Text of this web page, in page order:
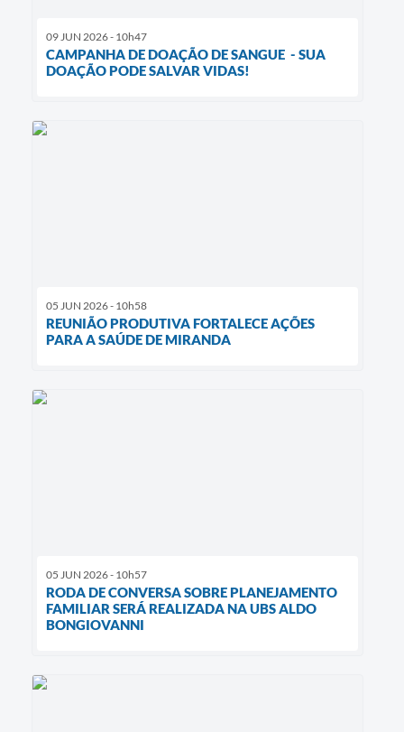
09 JUN 2026 - 10h47
CAMPANHA DE DOAÇÃO DE SANGUE - SUA
DOAÇÃO PODE SALVAR VIDAS!
05 JUN 2026 - 10h58
REUNIÃO PRODUTIVA FORTALECE AÇÕES
PARA A SAÚDE DE MIRANDA
05 JUN 2026 - 10h57
RODA DE CONVERSA SOBRE PLANEJAMENTO
FAMILIAR SERÁ REALIZADA NA UBS ALDO
BONGIOVANNI